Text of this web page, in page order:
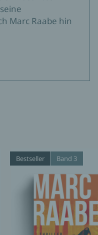
Marc Raabe hin
Bestseller Band 3